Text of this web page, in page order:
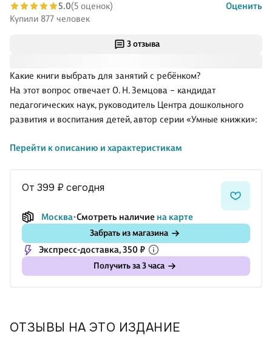
3 отзыва
Какие книги выбрать для занятий с ребёнком?
На этот вопрос отвечает О. Н. Земцова – кандидат
педагогических наук, руководитель Центра дошкольного
развития и воспитания детей, автор серии «Умные книжки»:
Новые книжки с наклейками из серии Дошкольная мозаика»
разделы дошкольной программы даются ребёнку легче
всего, а на какие нужно обратить внимание. Наклейки
помогут активизировать зрительное, слуховое и тактильное
восприятие, а значит, повысить результативность занятий.
Кроме того, наклеивание картинок приучает ребёнка к
Перейти к описанию и характеристикам
5.0(5 оценок)
Оценить
Купили 877 человек
от 399 ₽ сегодня
Москва Смотреть наличие на карте
Забрать из магазина
Экспресс-доставка, 350 ₽
Получить за 3 часа
ОТЗЫВЫ НА ЭТО ИЗДАНИЕ